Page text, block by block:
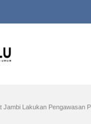
Jambi Lakukan Pengawasan